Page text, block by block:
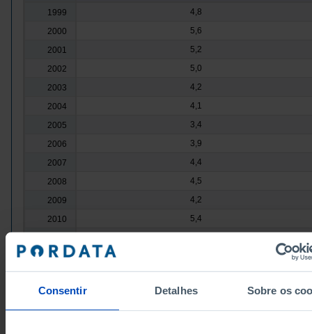
Consentir Detalhes Sobre os
1999
4,8
2000
5,6
2001
5,2
2002
5,0
2003
4,2
2004
4,1
2005
3,4
2006
3,9
2007
4,4
2008
4,5
2009
4,2
2010
5,4
2012
6,3
2014
3,8
2015
2,4